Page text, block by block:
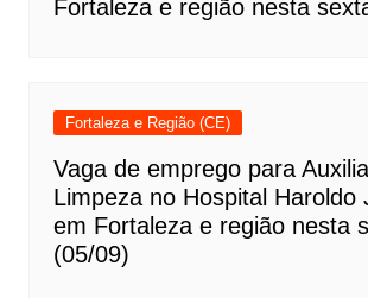
Fortaleza e região nesta
Fortaleza e Região (CE)
Vaga de emprego para
Limpeza no Hospital Haroldo
em Fortaleza e região nesta
(05/09)